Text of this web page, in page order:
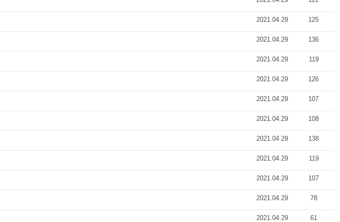
2021.04.29 125
2021.04.29 136
2021.04.29 119
2021.04.29 126
2021.04.29 107
2021.04.29 108
2021.04.29 138
2021.04.29 119
2021.04.29 107
2021.04.29 78
2021.04.29 61